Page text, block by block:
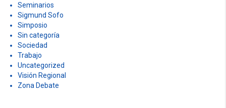
Seminarios
Sigmund Sofo
Simposio
Sin categoría
Sociedad
Trabajo
Uncategorized
Visión Regional
Zona Debate